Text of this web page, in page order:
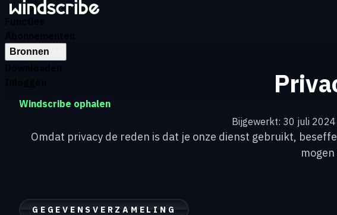
Functies
Abonnementen
Bronnen
Downloaden
Inloggen
Windscribe ophalen
Bijgewerkt: 30 juli 2024
Omdat privacy de reden is dat je onze dienst gebruikt,
GEGEVENSVERZAMELING